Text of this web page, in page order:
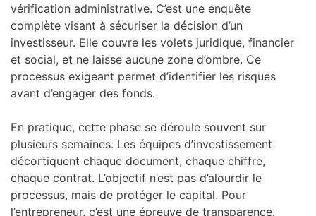
vérification administrative. C’est une enquête
complète visant à sécuriser la décision d’un
investisseur. Elle couvre les volets juridique, financier
et social, et ne laisse aucune zone d’ombre. Ce
processus exigeant permet d’identifier les risques
avant d’engager des fonds.
En pratique, cette phase se déroule souvent sur
plusieurs semaines. Les équipes d’investissement
décortiquent chaque document, chaque chiffre,
chaque contrat. L’objectif n’est pas d’alourdir le
processus, mais de protéger le capital. Pour
l’entrepreneur, c’est une épreuve de transparence.